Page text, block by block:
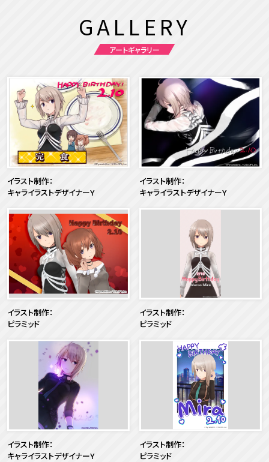
GALLERY
アートギャラリー
イラスト制作：
キャライラストデザイナーY
イラスト制作：
キャライラストデザイナーY
イラスト制作：
ピラミッド
イラスト制作：
ピラミッド
イラスト制作：
キャライラストデザイナーY
イラスト制作：
ピラミッド